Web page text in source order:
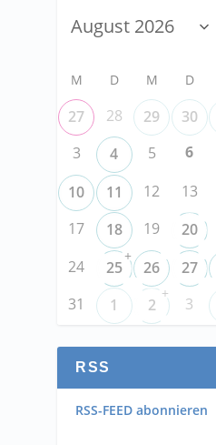
M D M D
27 28 29 30
3
4 5 6
10
11 12 13
17
18 19 20
24
25
+
26 27
31
1 2
+
3
RSS
RSS-FEED abonnieren